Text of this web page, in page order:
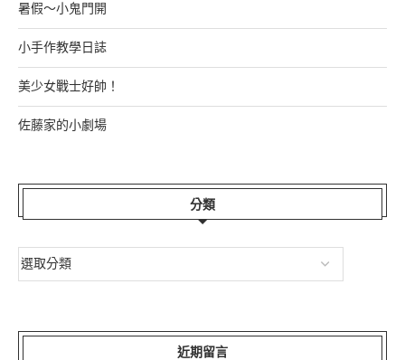
暑假～小鬼門開
小手作教學日誌
美少女戰士好帥！
佐藤家的小劇場
分類
近期留言